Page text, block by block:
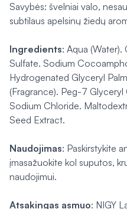
Savybės: švelniai valo,
subtilaus apelsinų žiedų
Ingredients: Aqua
Sulfate. Sodium
Hydrogenated Glyceryl
(Fragrance). Peg-7
Sodium Chloride.
Seed Extract.
Naudojimas: Paskirstykite
įmasažuokite kol suputos,
naudojimui.
Atsakingas asmuo: NIGY